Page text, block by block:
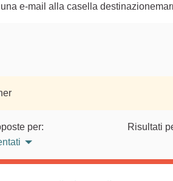
e-mail alla casella
per:
Risultati